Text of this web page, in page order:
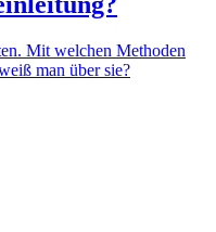
Mit welchen Methoden
man über sie?